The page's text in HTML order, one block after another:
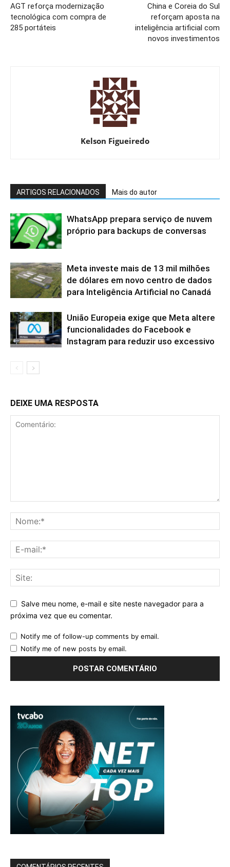
AGT reforça modernização
tecnológica com compra de
285 portáteis
China e Coreia do Sul
reforçam aposta na
inteligência artificial com
novos investimentos
Kelson Figueiredo
ARTIGOS RELACIONADOS Mais do autor
WhatsApp prepara serviço de nuvem
próprio para backups de conversas
Meta investe mais de 13 mil milhões
de dólares em novo centro de dados
para Inteligência Artificial no Canadá
União Europeia exige que Meta altere
funcionalidades do Facebook e
Instagram para reduzir uso excessivo
DEIXE UMA RESPOSTA
Salve meu nome, e-mail e site neste navegador para a
próxima vez que eu comentar.
Notify me of follow-up comments by email.
Notify me of new posts by email.